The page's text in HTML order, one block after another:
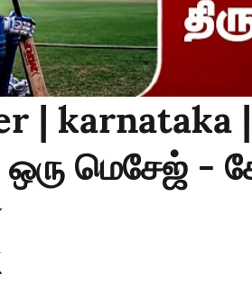
| karnataka
ஒரு மெசேஜ்